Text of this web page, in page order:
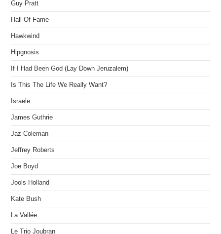
Guy Pratt
Hall Of Fame
Hawkwind
Hipgnosis
If I Had Been God (Lay Down Jeruzalem)
Is This The Life We Really Want?
Israele
James Guthrie
Jaz Coleman
Jeffrey Roberts
Joe Boyd
Jools Holland
Kate Bush
La Vallée
Le Trio Joubran